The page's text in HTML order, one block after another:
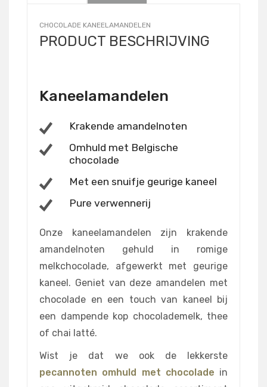
CHOCOLADE KANEELAMANDELEN
PRODUCT BESCHRIJVING
Kaneelamandelen
Krakende amandelnoten
Omhuld met Belgische
chocolade
Met een snuifje geurige kaneel
Pure verwennerij
Onze kaneelamandelen zijn krakende
amandelnoten gehuld in romige
melkchocolade, afgewerkt met geurige
kaneel. Geniet van deze amandelen met
chocolade en een touch van kaneel bij
een dampende kop chocolademelk, thee
of chai latté.
Wist je dat we ook de lekkerste
pecannoten omhuld met chocolade in